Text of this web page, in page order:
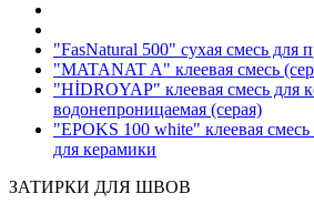
"FasNatural 500" сухая смесь для
"MATANAT A" клеевая смесь
"HİDROYAP" клеевая смесь для
водонепроницаемая (серая)
"EPOKS 100 white" клеевая
для керамики
ЗАТИРКИ ДЛЯ ШВОВ